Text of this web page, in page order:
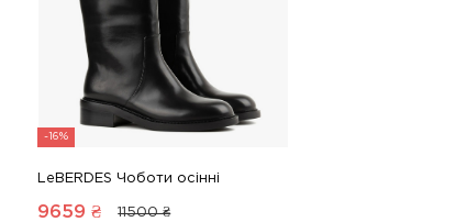
-16%
LeBERDES Чоботи осінні
9659 ₴ 11500 ₴